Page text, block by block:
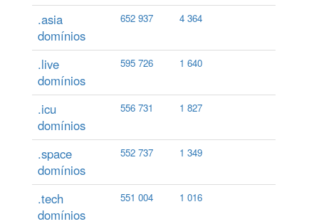
.asia
domínios
652 937 4 364
.live
domínios
595 726 1 640
.icu
domínios
556 731 1 827
.space
domínios
552 737 1 349
.tech
domínios
551 004 1 016